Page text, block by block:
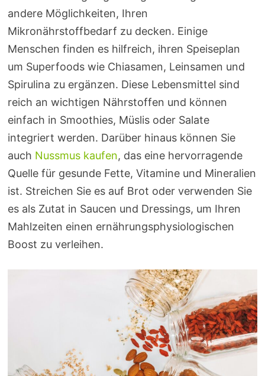
andere Möglichkeiten, Ihren
Mikronährstoffbedarf zu decken. Einige
Menschen finden es hilfreich, ihren Speiseplan
um Superfoods wie Chiasamen, Leinsamen und
Spirulina zu ergänzen. Diese Lebensmittel sind
reich an wichtigen Nährstoffen und können
einfach in Smoothies, Müslis oder Salate
integriert werden. Darüber hinaus können Sie
auch Nussmus kaufen, das eine hervorragende
Quelle für gesunde Fette, Vitamine und Mineralien
ist. Streichen Sie es auf Brot oder verwenden Sie
es als Zutat in Saucen und Dressings, um Ihren
Mahlzeiten einen ernährungsphysiologischen
Boost zu verleihen.